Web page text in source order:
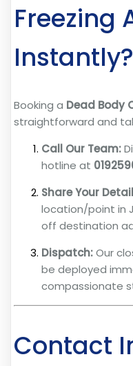
Freezing
Instantly?
Booking a Dead Body
straightforward and
Call Our Team:
hotline at
Share Your
location/point in
off destination
Dispatch:Our
be deployed
compassionate
Contact